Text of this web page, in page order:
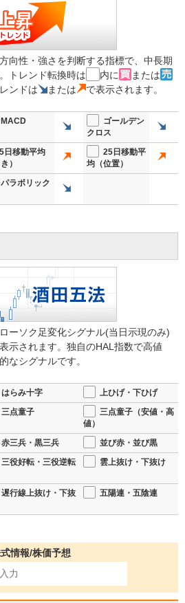
向性・強さを判断する指標で、中長期
トレンド転換時は
内に
または
ンドは
または で表示されます。
MACD
ゴールデン
クロス
5日移動平均
）
25日移動平
均（位置）
パラボリック
ーソク足変化シグナル(当日示現のみ)
示されます。独自のHAL指数で高値
なシグナルです。
はらみ十字
上ひげ・下ひげ
三点童子
三点童子（安値・高
値）
赤三兵・黒三兵
並び赤・並び黒
三役好転・三役逆転 雲上抜け・下抜け
遅行線上抜け・下抜
五陽連・五陰連
情報/株価予想